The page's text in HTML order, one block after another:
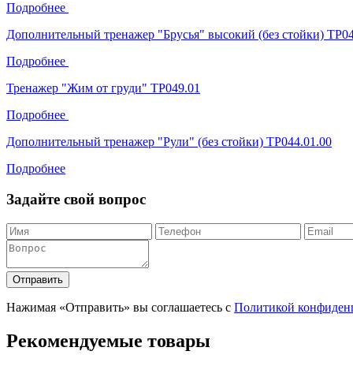
Подробнее
Дополнительный тренажер "Брусья" высокий (без стойки)
Подробнее
Тренажер "Жим от груди" ТР049.01
Подробнее
Дополнительный тренажер "Рули" (без стойки) ТР044.01.00
Подробнее
Задайте свой вопрос
Отправить
Нажимая «Отправить» вы соглашаетесь с Политикой
Рекомендуемые товары